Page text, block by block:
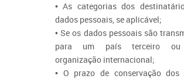
• As categorias dos
dados pessoais, se aplicável;
• Se os dados pessoais são
para um país terceiro ou
organização internacional;
• O prazo de conservação dos